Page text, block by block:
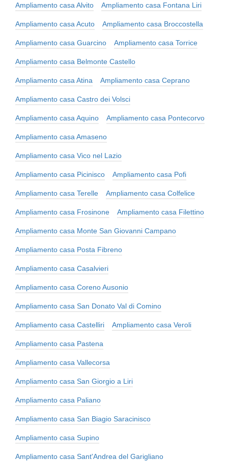
Ampliamento casa Alvito Ampliamento casa Fontana Liri
Ampliamento casa Acuto Ampliamento casa Broccostella
Ampliamento casa Guarcino Ampliamento casa Torrice
Ampliamento casa Belmonte Castello
Ampliamento casa Atina Ampliamento casa Ceprano
Ampliamento casa Castro dei Volsci
Ampliamento casa Aquino Ampliamento casa Pontecorvo
Ampliamento casa Amaseno
Ampliamento casa Vico nel Lazio
Ampliamento casa Picinisco Ampliamento casa Pofi
Ampliamento casa Terelle Ampliamento casa Colfelice
Ampliamento casa Frosinone Ampliamento casa Filettino
Ampliamento casa Monte San Giovanni Campano
Ampliamento casa Posta Fibreno
Ampliamento casa Casalvieri
Ampliamento casa Coreno Ausonio
Ampliamento casa San Donato Val di Comino
Ampliamento casa Castelliri Ampliamento casa Veroli
Ampliamento casa Pastena
Ampliamento casa Vallecorsa
Ampliamento casa San Giorgio a Liri
Ampliamento casa Paliano
Ampliamento casa San Biagio Saracinisco
Ampliamento casa Supino
Ampliamento casa Sant'Andrea del Garigliano